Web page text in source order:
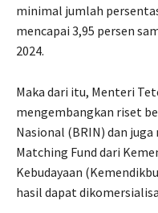
minimal jumlah
mencapai 3,95 persen
2024.
Maka dari itu, Menteri
mengembangkan riset
Nasional (BRIN) dan
Matching Fund dari
Kebudayaan
hasil dapat